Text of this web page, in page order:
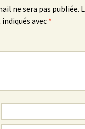
ne sera pas publiée.
avec *